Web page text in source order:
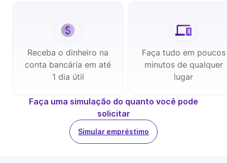
Receba o dinheiro na
conta bancária em até
1 dia útil
Faça tudo em poucos
minutos de qualquer
lugar
Faça uma simulação do quanto você pode
solicitar
Simular empréstimo